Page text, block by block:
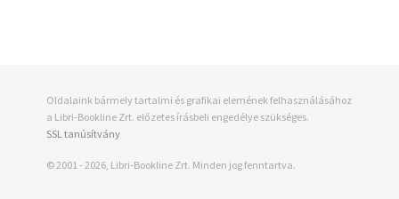
Oldalaink bármely tartalmi és grafikai elemének felhasználásához
a Libri-Bookline Zrt. előzetes írásbeli engedélye szükséges.
SSL tanúsítvány
© 2001 - 2026, Libri-Bookline Zrt. Minden jog fenntartva.